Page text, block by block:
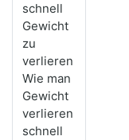
schnell
Gewicht
zu
verlieren
Wie man
Gewicht
verlieren
schnell